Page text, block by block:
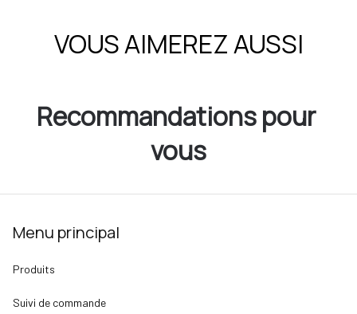
VOUS AIMEREZ AUSSI
Recommandations pour
vous
Menu principal
Produits
Suivi de commande